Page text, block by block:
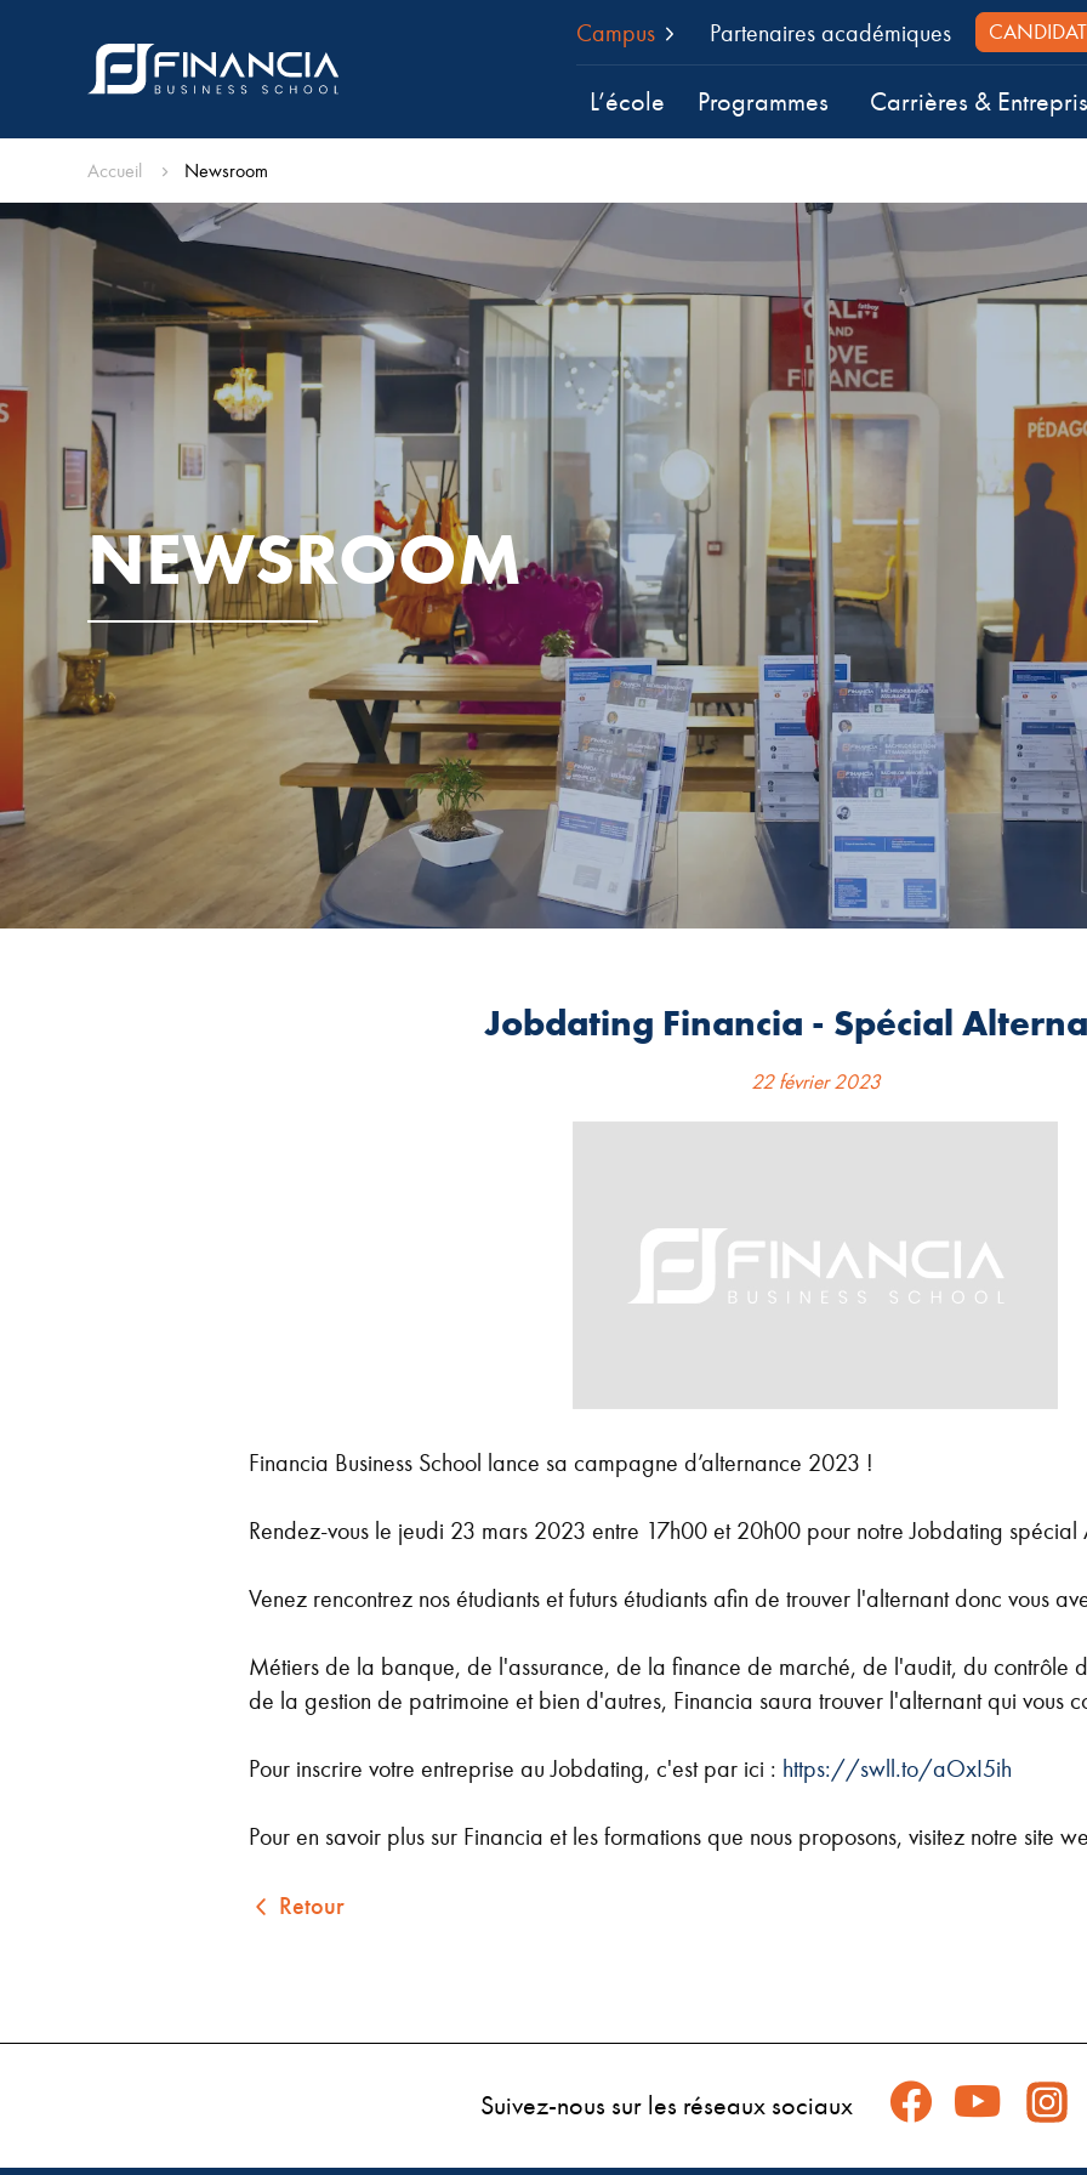
Campus Partenaires académiques
L’école Programmes Carrières &
Accueil Newsroom
NEWSROOM
Jobdating Financia - Spécial
22 février 2023
Financia Business School lance sa campagne d’alternance 2023 !
Rendez-vous le jeudi 23 mars 2023 entre 17h00 et 20h00 pour notre Jobdating spécial
Venez rencontrez nos étudiants et futurs étudiants afin de trouver l'alternant donc vous
Métiers de la banque, de l'assurance, de la finance de marché, de l'audit, du contrôle
de la gestion de patrimoine et bien d'autres, Financia saura trouver l'alternant qui vous
Pour inscrire votre entreprise au Jobdating, c'est par ici : https://swll.to/aOxI5ih
Pour en savoir plus sur Financia et les formations que nous proposons, visitez notre site
Retour
Suivez-nous sur les réseaux sociaux